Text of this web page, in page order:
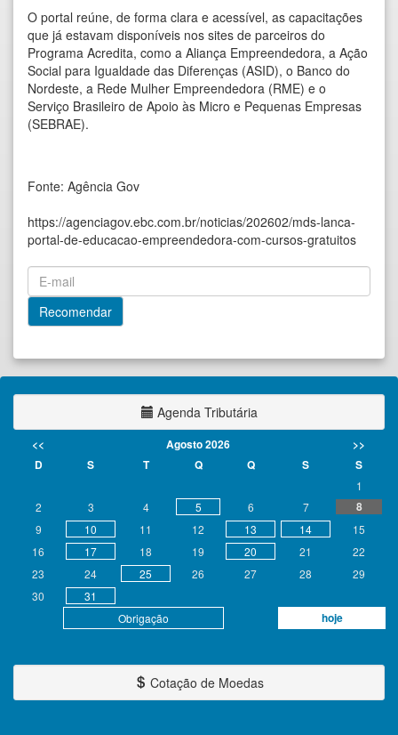
O portal reúne, de forma clara e acessível, as capacitações
que já estavam disponíveis nos sites de parceiros do
Programa Acredita, como a Aliança Empreendedora, a Ação
Social para Igualdade das Diferenças (ASID), o Banco do
Nordeste, a Rede Mulher Empreendedora (RME) e o
Serviço Brasileiro de Apoio às Micro e Pequenas Empresas
(SEBRAE).
Fonte: Agência Gov
https://agenciagov.ebc.com.br/noticias/202602/mds-lanca-
portal-de-educacao-empreendedora-com-cursos-gratuitos
Agenda Tributária
<< Agosto 2026
>>
D
S T Q Q S S
Obrigação hoje
1
2
3 4 5 6 7 8
9 10 11 12 13 14
15
16
17 18 19 20 21
22
23
24 25 26 27 28
29
30
31
Cotação de Moedas